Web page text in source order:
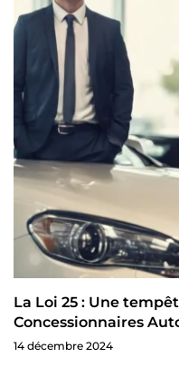
La Loi 25 : Une
Concessionnaires
14 décembre 2024